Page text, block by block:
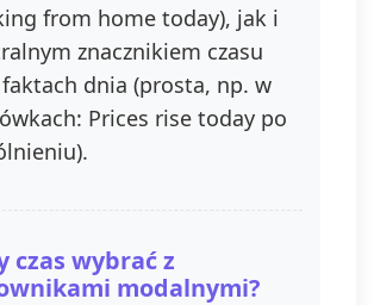
from home today), jak i
znacznikiem czasu
dnia (prosta, np. w
Prices rise today po
czas wybrać z
modalnymi?